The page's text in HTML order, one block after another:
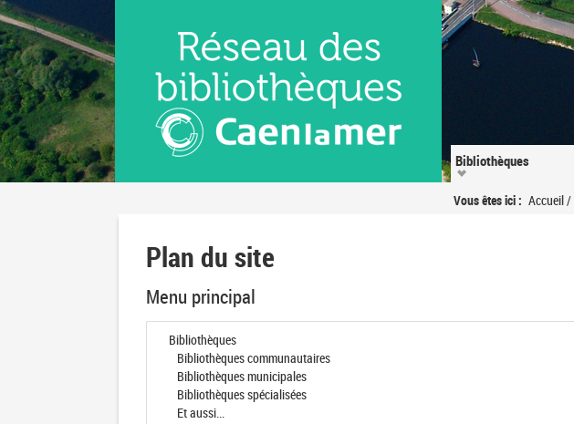
au
menu
au
contenu
à
la
recherche
Vous êtes ici : Accueil/
Bibliothèques
Plan du site
Menu principal
Bibliothèques
Bibliothèques communautaires
Bibliothèques municipales
Bibliothèques spécialisées
Et aussi...